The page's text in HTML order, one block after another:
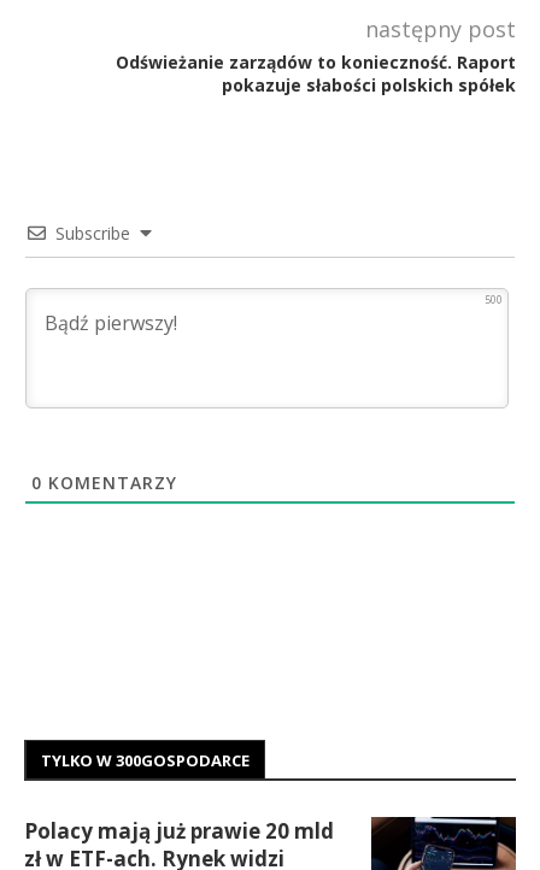
następny post
Odświeżanie zarządów to konieczność. Raport
pokazuje słabości polskich spółek
Subscribe
500
0 KOMENTARZY
TYLKO W 300GOSPODARCE
Polacy mają już prawie 20 mld
zł w ETF-ach. Rynek widzi